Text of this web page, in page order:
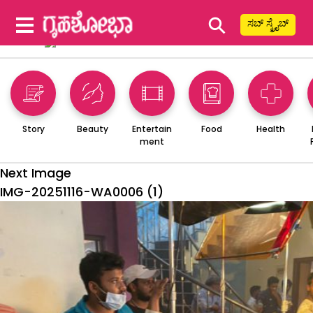
⚲ ಸಬ್ ಸ್ಕ್ರೈಬ್
Story Beauty
Entertain
ment
Food Health
Next Image
IMG-20251116-WA0006 (1)